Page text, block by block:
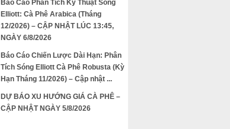
Báo Cáo Phân Tích Kỹ Thuật Sóng
Elliott: Cà Phê Arabica (Tháng
12/2026) – CẬP NHẬT LÚC 13:45,
NGÀY 6/8/2026
Báo Cáo Chiến Lược Dài Hạn: Phân
Tích Sóng Elliott Cà Phê Robusta (Kỳ
Hạn Tháng 11/2026) – Cập nhật ...
DỰ BÁO XU HƯỚNG GIÁ CÀ PHÊ –
CẬP NHẬT NGÀY 5/8/2026